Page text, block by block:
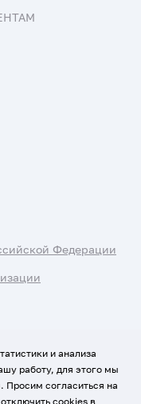
Федерации
и анализа
работу, для этого мы
Просим согласиться на
cookies в